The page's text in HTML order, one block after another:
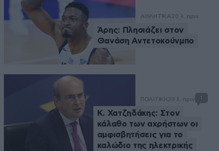
ΑΘΛΗΤΙΚΑ20 λ. πριν
Άρης: Πλησιάζει στον
Θανάση Αντετοκούνμπο
ΠΟΛΙΤΙΚΗ 23 λ. πριν 1
Κ. Χατζηδάκης: Στον
κάλαθο των αχρήστων οι
αμφισβητήσεις για το
καλώδιο της ηλεκτρικής